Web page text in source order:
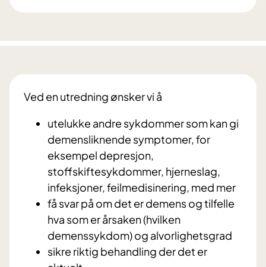
Ved en utredning ønsker vi å
utelukke andre sykdommer som kan gi
demensliknende symptomer, for
eksempel depresjon,
stoffskiftesykdommer, hjerneslag,
infeksjoner, feilmedisinering, med mer
få svar på om det er demens og tilfelle
hva som er årsaken (hvilken
demenssykdom) og alvorlighetsgrad
sikre riktig behandling der det er